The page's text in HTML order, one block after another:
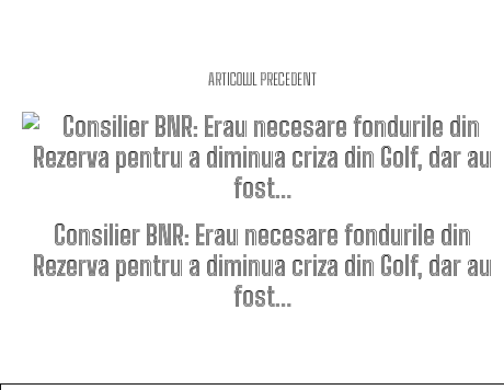
ARTICOLUL PRECEDENT
Consilier BNR: Erau necesare fondurile din
Rezerva pentru a diminua criza din Golf, dar au
fost…